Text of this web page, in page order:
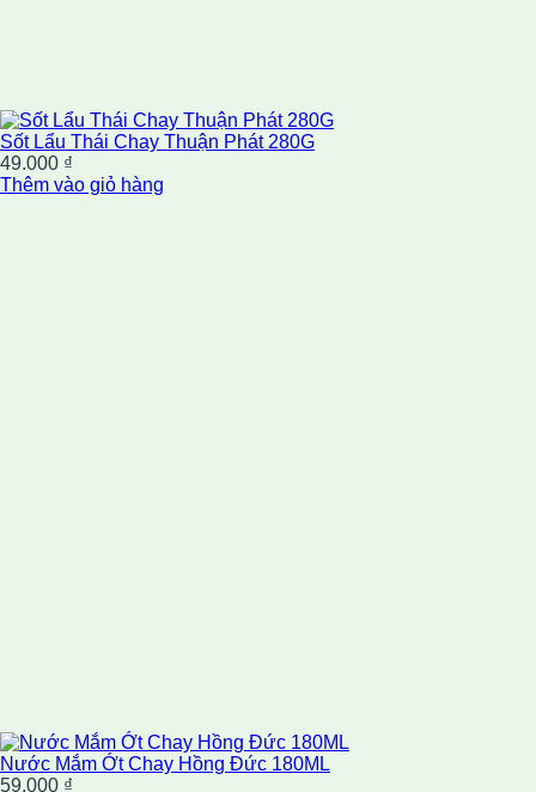
Sốt Lẩu Thái Chay Thuận Phát 280G
49.000 ₫
Thêm vào giỏ hàng
Nước Mắm Ớt Chay Hồng Đức 180ML
59.000 ₫